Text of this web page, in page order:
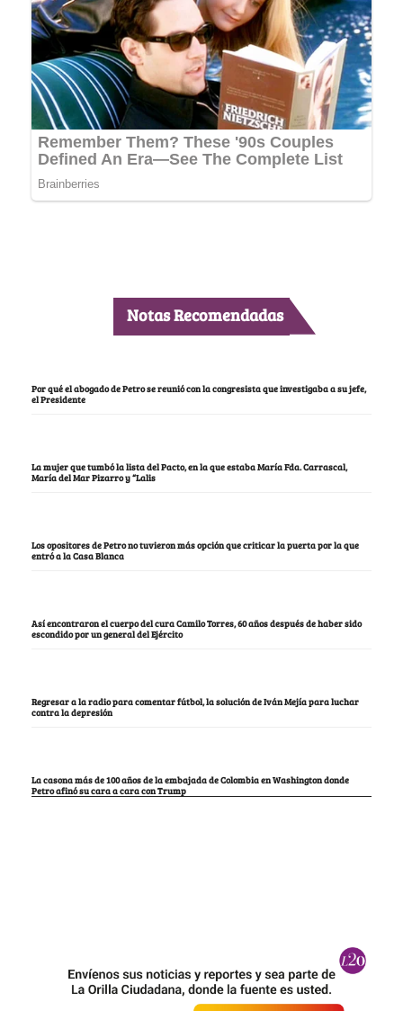
Notas Recomendadas
Por qué el abogado de Petro se reunió con la congresista que investigaba a su jefe,
el Presidente
La mujer que tumbó la lista del Pacto, en la que estaba María Fda. Carrascal,
María del Mar Pizarro y “Lalis
Los opositores de Petro no tuvieron más opción que criticar la puerta por la que
entró a la Casa Blanca
Así encontraron el cuerpo del cura Camilo Torres, 60 años después de haber sido
escondido por un general del Ejército
Regresar a la radio para comentar fútbol, la solución de Iván Mejía para luchar
contra la depresión
La casona más de 100 años de la embajada de Colombia en Washington donde
Petro afinó su cara a cara con Trump